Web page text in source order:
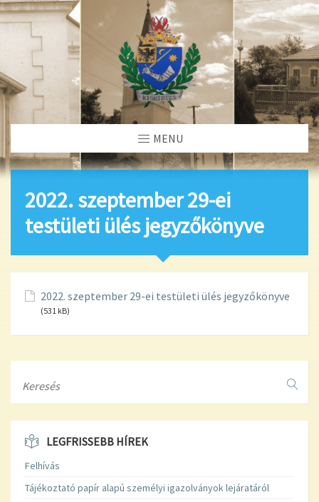
MENU
2022. szeptember 29-ei
testületi ülés jegyzőkönyve
2022. szeptember 29-ei testületi ülés jegyzőkönyve
(531 kB)
LEGFRISSEBB HÍREK
Felhívás
Tájékoztató papír alapú személyi igazolványok lejáratáról